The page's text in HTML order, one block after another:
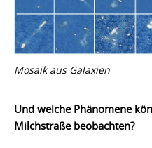
Mosaik aus Galaxien
Und welche Phänomene
Milchstraße beobachten?